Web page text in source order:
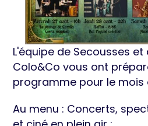
L'équipe de Secousses
Colo&Co vous ont
programme pour le mois
Au menu : Concerts,